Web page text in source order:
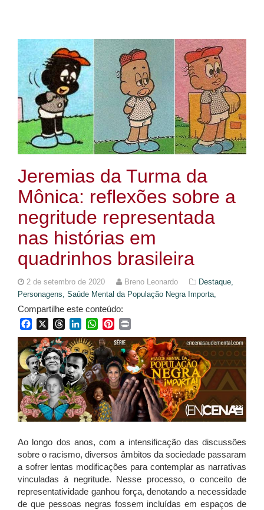
Jeremias da Turma da
Mônica: reflexões sobre a
negritude representada
nas histórias em
quadrinhos brasileira
2 de setembro de 2020 Breno Leonardo
Destaque,
Personagens, Saúde Mental da População Negra Importa,
Compartilhe este conteúdo:
FacebookThreadsLinkedInWhatsApp
Pinterest
Ao longo dos anos, com a intensificação das discussões
sobre o racismo, diversos âmbitos da sociedade passaram
a sofrer lentas modificações para contemplar as narrativas
vinculadas à negritude. Nesse processo, o conceito de
representatividade ganhou força, denotando a necessidade
de que pessoas negras fossem incluídas em espaços de